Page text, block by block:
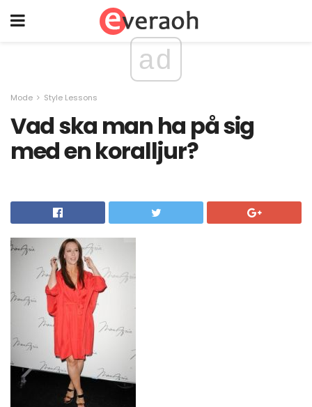
ad
Mode Style Lessons
Vad ska man ha på sig
med en koralljur?